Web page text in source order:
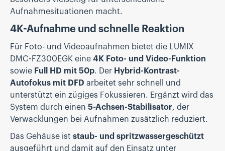
Aufnahmesituationen macht.
4K-Aufnahme und schnelle Reaktion
Für Foto- und Videoaufnahmen bietet die LUMIX
DMC-FZ300EGK eine 4K Foto- und Video-Funktion
sowie Full HD mit 50p. Der Hybrid-Kontrast-
Autofokus mit DFD arbeitet sehr schnell und
unterstützt ein zügiges Fokussieren. Ergänzt wird das
System durch einen 5-Achsen-Stabilisator, der
Verwacklungen bei Aufnahmen zusätzlich reduziert.
Das Gehäuse ist staub- und spritzwassergeschützt
ausgeführt und damit auf den Einsatz unter